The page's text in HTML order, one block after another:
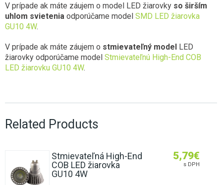
V prípade ak máte záujem o model LED žiarovky so širším
uhlom svietenia odporúčame model SMD LED žiarovka
GU10 4W.
V prípade ak máte záujem o stmievateľný model LED
žiarovky odporúčame model Stmievateľnú High-End COB
LED žiarovku GU10 4W.
Related Products
Stmievateľná High-End
COB LED žiarovka
GU10 4W
5,79€
s DPH